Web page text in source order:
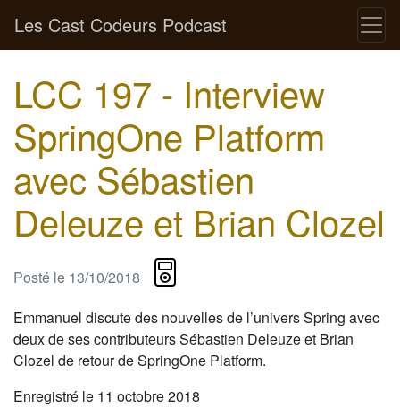
Les Cast Codeurs Podcast
LCC 197 - Interview
SpringOne Platform
avec Sébastien
Deleuze et Brian Clozel
Posté le 13/10/2018
Emmanuel discute des nouvelles de l’univers Spring avec
deux de ses contributeurs Sébastien Deleuze et Brian
Clozel de retour de SpringOne Platform.
Enregistré le 11 octobre 2018